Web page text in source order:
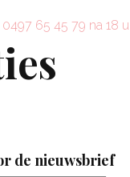
65 45 79 na 18 u
de nieuwsbrief